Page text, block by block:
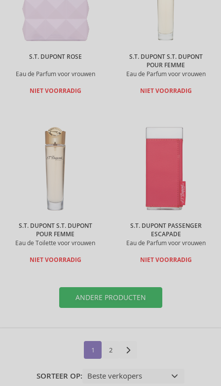
S.T. DUPONT ROSE
Eau de Parfum voor vrouwen
NIET VOORRADIG
S.T. DUPONT S.T. DUPONT
POUR FEMME
Eau de Parfum voor vrouwen
NIET VOORRADIG
S.T. DUPONT S.T. DUPONT
POUR FEMME
Eau de Toilette voor vrouwen
NIET VOORRADIG
S.T. DUPONT PASSENGER
ESCAPADE
Eau de Parfum voor vrouwen
NIET VOORRADIG
ANDERE PRODUCTEN
1 2
SORTEER OP: